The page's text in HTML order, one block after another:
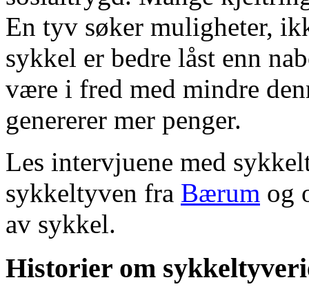
En tyv søker muligheter,
sykkel er bedre låst enn
være i fred med mindre
genererer mer penger.
Les intervjuene med
sykkeltyven fra Bærum og
av sykkel.
Historier om